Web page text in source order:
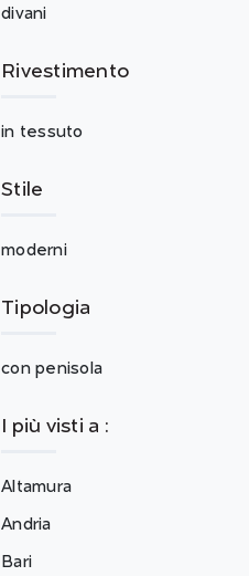
divani
Rivestimento
in tessuto
Stile
moderni
Tipologia
con penisola
I più visti a :
Altamura
Andria
Bari